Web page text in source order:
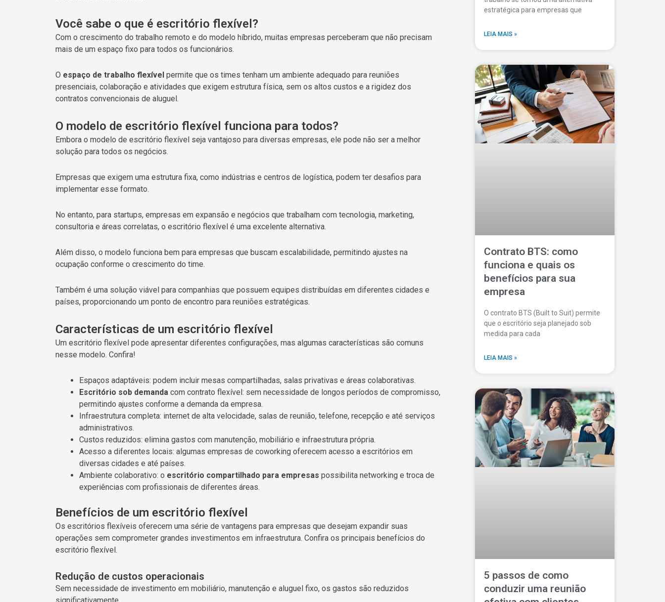
Você sabe o que é escritório flexível?
Com o crescimento do trabalho remoto e do modelo híbrido, muitas empresas perceberam que não precisam
mais de um espaço fixo para todos os funcionários.
O espaço de trabalho flexível permite que os times tenham um ambiente adequado para reuniões
presenciais, colaboração e atividades que exigem estrutura física, sem os altos custos e a rigidez dos
contratos convencionais de aluguel.
O modelo de escritório flexível funciona para todos?
Embora o modelo de escritório flexível seja vantajoso para diversas empresas, ele pode não ser a melhor
solução para todos os negócios.
Empresas que exigem uma estrutura fixa, como indústrias e centros de logística, podem ter desafios para
implementar esse formato.
No entanto, para startups, empresas em expansão e negócios que trabalham com tecnologia, marketing,
consultoria e áreas correlatas, o escritório flexível é uma excelente alternativa.
Além disso, o modelo funciona bem para empresas que buscam escalabilidade, permitindo ajustes na
ocupação conforme o crescimento do time.
Também é uma solução viável para companhias que possuem equipes distribuídas em diferentes cidades e
países, proporcionando um ponto de encontro para reuniões estratégicas.
Características de um escritório flexível
Um escritório flexível pode apresentar diferentes configurações, mas algumas características são comuns
nesse modelo. Confira!
Espaços adaptáveis: podem incluir mesas compartilhadas, salas privativas e áreas colaborativas.
Escritório sob demanda com contrato flexível: sem necessidade de longos períodos de compromisso,
permitindo ajustes conforme a demanda da empresa.
Infraestrutura completa: internet de alta velocidade, salas de reunião, telefone, recepção e até serviços
administrativos.
Custos reduzidos: elimina gastos com manutenção, mobiliário e infraestrutura própria.
Acesso a diferentes locais: algumas empresas de coworking oferecem acesso a escritórios em
diversas cidades e até países.
Ambiente colaborativo: o escritório compartilhado para empresas possibilita networking e troca de
experiências com profissionais de diferentes áreas.
Benefícios de um escritório flexível
Os escritórios flexíveis oferecem uma série de vantagens para empresas que desejam expandir suas
operações sem comprometer grandes investimentos em infraestrutura. Confira os principais benefícios do
escritório flexível.
Redução de custos operacionais
Sem necessidade de investimento em mobiliário, manutenção e aluguel fixo, os gastos são reduzidos
estratégica para empresas que
LEIA MAIS »
Contrato BTS: como
funciona e quais os
benefícios para sua
empresa
O contrato BTS (Built to Suit) permite
que o escritório seja planejado sob
medida para cada
LEIA MAIS »
5 passos de como
conduzir uma reunião